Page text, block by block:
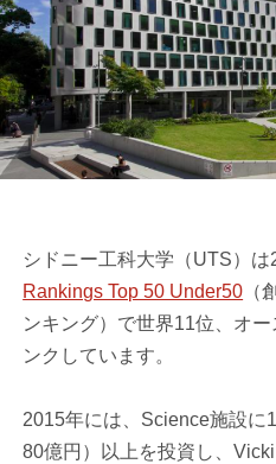
シドニー工科大学（UTS）
Rankings Top 50 Under50 （
ンキング）で世界11位、オー
ンクしています。
2015年には、Science施設に
80億円）以上を投資し、